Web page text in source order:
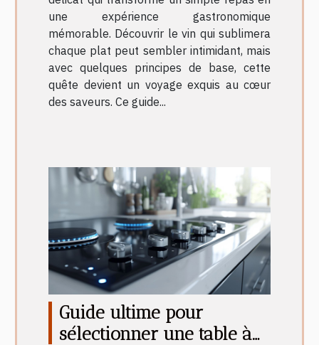
une expérience gastronomique
mémorable. Découvrir le vin qui sublimera
chaque plat peut sembler intimidant, mais
avec quelques principes de base, cette
quête devient un voyage exquis au cœur
des saveurs. Ce guide...
Guide ultime pour
sélectionner une table à